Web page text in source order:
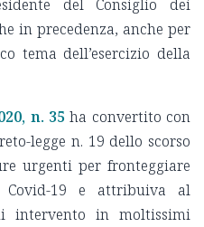
del Consiglio dei
in precedenza, anche per
tema dell’esercizio della
n. 35 ha convertito con
legge n. 19 dello scorso
urgenti per fronteggiare
Covid-19 e attribuiva al
intervento in moltissimi